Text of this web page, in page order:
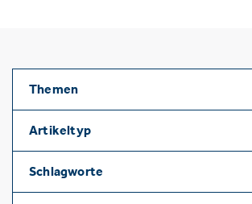
Themen
Artikeltyp
Schlagworte